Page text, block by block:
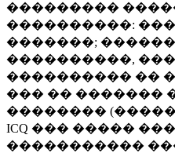
���������
����������:
�������;
����������,
���������� ��
��� �� �������
��������
ICQ ��� �����
�����������